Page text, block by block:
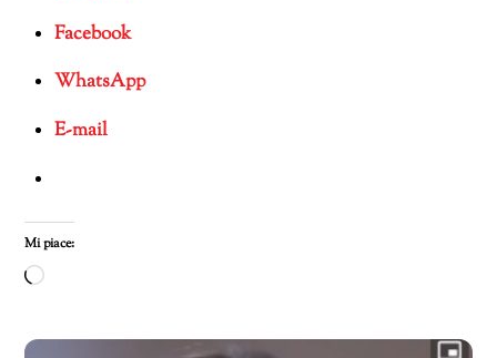
Facebook
WhatsApp
E-mail
Mi piace:
Caricamento
corso…